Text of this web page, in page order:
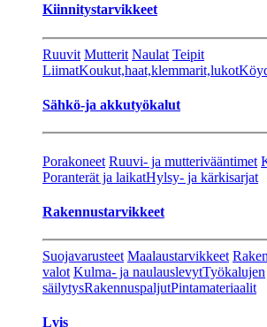
Kiinnitystarvikkeet
Ruuvit Mutterit Naulat Teipit
LiimatKoukut,haat,klemmarit,lukot
Sähkö-ja akkutyökalut
Porakoneet Ruuvi- ja mutterivääntimet
Poranterät ja laikatHylsy- ja kärkisarjat
Rakennustarvikkeet
Suojavarusteet Maalaustarvikkeet
valot Kulma- ja naulauslevytTyökalujen
säilytysRakennuspaljutPintamateriaalit
Lvis